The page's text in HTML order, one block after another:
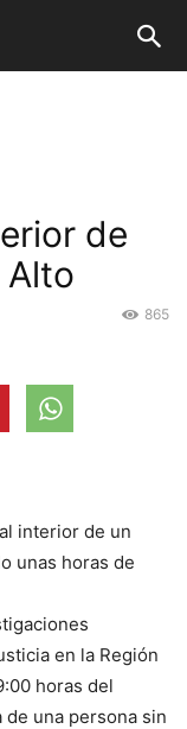
de
Alto
865
interior de un
unas horas de
en la Región
horas del
una persona sin